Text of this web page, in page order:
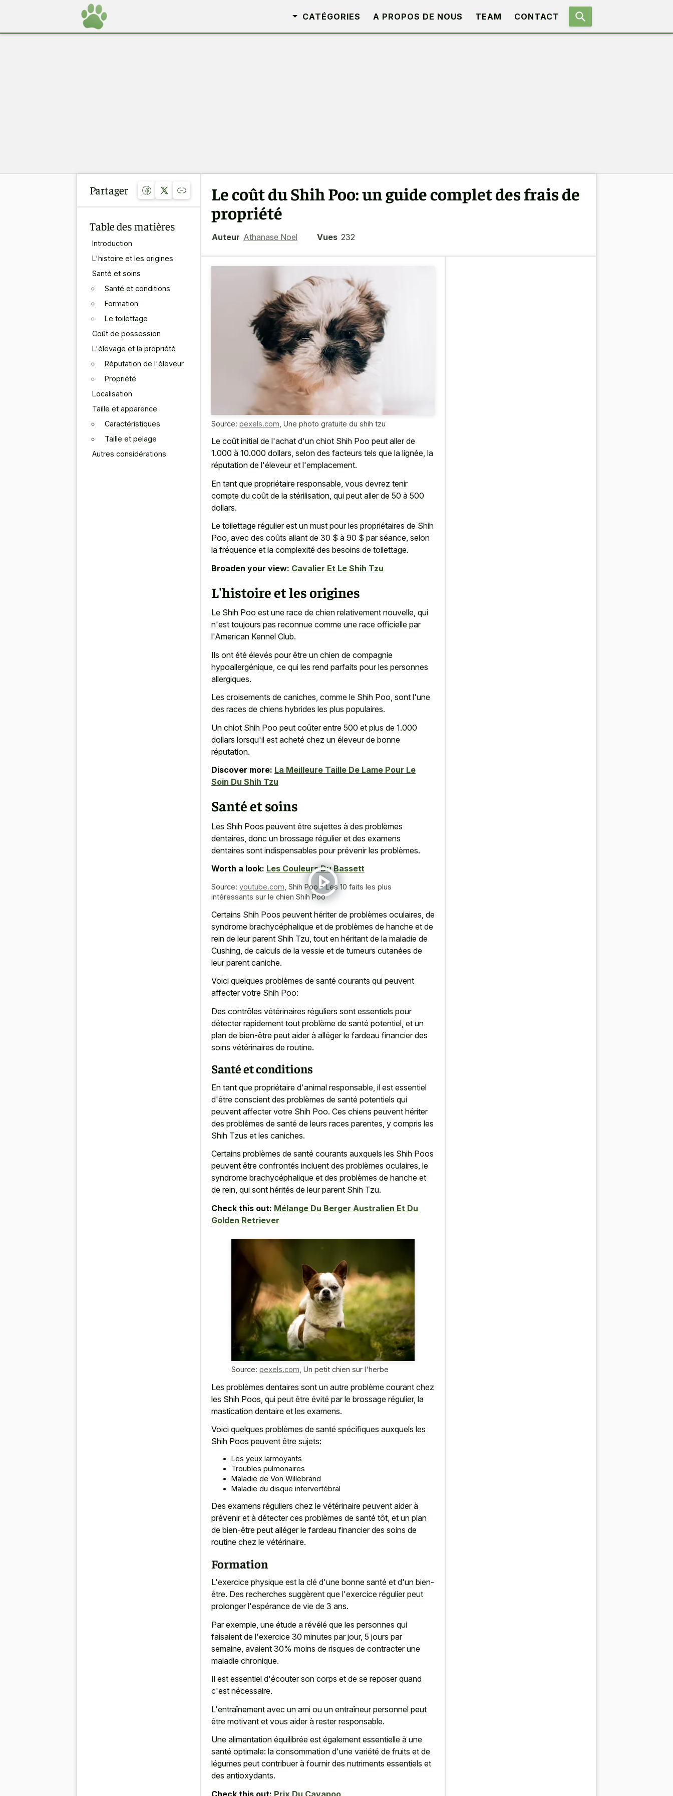
CATÉGORIES A PROPOS DE NOUS TEAM CONTACT
Partager
Table des matières
Introduction
L'histoire et les origines
Santé et soins
Santé et conditions
Formation
Le toilettage
Coût de possession
L'élevage et la propriété
Réputation de l'éleveur
Propriété
Localisation
Taille et apparence
Caractéristiques
Taille et pelage
Autres considérations
Le coût du Shih Poo: un guide complet des frais de
propriété
Auteur Athanase Noel Vues 232
Source: pexels.com Une photo gratuite du shih tzu
Le coût initial de l'achat d'un chiot Shih Poo peut aller de
1.000 à 10.000 dollars, selon des facteurs tels que la lignée, la
réputation de l'éleveur et l'emplacement.
En tant que propriétaire responsable, vous devrez tenir
compte du coût de la stérilisation, qui peut aller de 50 à 500
dollars.
Le toilettage régulier est un must pour les propriétaires de Shih
Poo, avec des coûts allant de 30 $ à 90 $ par séance, selon
la fréquence et la complexité des besoins de toilettage.
Broaden your view: Cavalier Et Le Shih Tzu
L'histoire et les origines
Le Shih Poo est une race de chien relativement nouvelle, qui
n'est toujours pas reconnue comme une race officielle par
l'American Kennel Club.
Ils ont été élevés pour être un chien de compagnie
hypoallergénique, ce qui les rend parfaits pour les personnes
allergiques.
Les croisements de caniches, comme le Shih Poo, sont l'une
des races de chiens hybrides les plus populaires.
Un chiot Shih Poo peut coûter entre 500 et plus de 1.000
dollars lorsqu'il est acheté chez un éleveur de bonne
réputation.
Discover more: La Meilleure Taille De Lame Pour Le
Soin Du Shih Tzu
Santé et soins
Les Shih Poos peuvent être sujettes à des problèmes
dentaires, donc un brossage régulier et des examens
dentaires sont indispensables pour prévenir les problèmes.
Worth a look: Les Couleurs Du Bassett
Source: youtube.com Shih Poo - Les 10 faits les plus
intéressants sur le chien Shih Poo
Certains Shih Poos peuvent hériter de problèmes oculaires, de
syndrome brachycéphalique et de problèmes de hanche et de
rein de leur parent Shih Tzu, tout en héritant de la maladie de
Cushing, de calculs de la vessie et de tumeurs cutanées de
leur parent caniche.
Voici quelques problèmes de santé courants qui peuvent
affecter votre Shih Poo:
Des contrôles vétérinaires réguliers sont essentiels pour
détecter rapidement tout problème de santé potentiel, et un
plan de bien-être peut aider à alléger le fardeau financier des
soins vétérinaires de routine.
Santé et conditions
En tant que propriétaire d'animal responsable, il est essentiel
d'être conscient des problèmes de santé potentiels qui
peuvent affecter votre Shih Poo. Ces chiens peuvent hériter
des problèmes de santé de leurs races parentes, y compris les
Shih Tzus et les caniches.
Certains problèmes de santé courants auxquels les Shih Poos
peuvent être confrontés incluent des problèmes oculaires, le
syndrome brachycéphalique et des problèmes de hanche et
de rein, qui sont hérités de leur parent Shih Tzu.
Check this out: Mélange Du Berger Australien Et Du
Golden Retriever
Source: pexels.com, Un petit chien sur l'herbe
Les problèmes dentaires sont un autre problème courant chez
les Shih Poos, qui peut être évité par le brossage régulier, la
mastication dentaire et les examens.
Voici quelques problèmes de santé spécifiques auxquels les
Shih Poos peuvent être sujets:
Les yeux larmoyants
Troubles pulmonaires
Maladie de Von Willebrand
Maladie du disque intervertébral
Des examens réguliers chez le vétérinaire peuvent aider à
prévenir et à détecter ces problèmes de santé tôt, et un plan
de bien-être peut alléger le fardeau financier des soins de
routine chez le vétérinaire.
Formation
L'exercice physique est la clé d'une bonne santé et d'un bien-
être. Des recherches suggèrent que l'exercice régulier peut
prolonger l'espérance de vie de 3 ans.
Par exemple, une étude a révélé que les personnes qui
faisaient de l'exercice 30 minutes par jour, 5 jours par
semaine, avaient 30% moins de risques de contracter une
maladie chronique.
Il est essentiel d'écouter son corps et de se reposer quand
c'est nécessaire.
L'entraînement avec un ami ou un entraîneur personnel peut
être motivant et vous aider à rester responsable.
Une alimentation équilibrée est également essentielle à une
santé optimale: la consommation d'une variété de fruits et de
légumes peut contribuer à fournir des nutriments essentiels et
des antioxydants.
Check this out: Prix Du Cavapoo